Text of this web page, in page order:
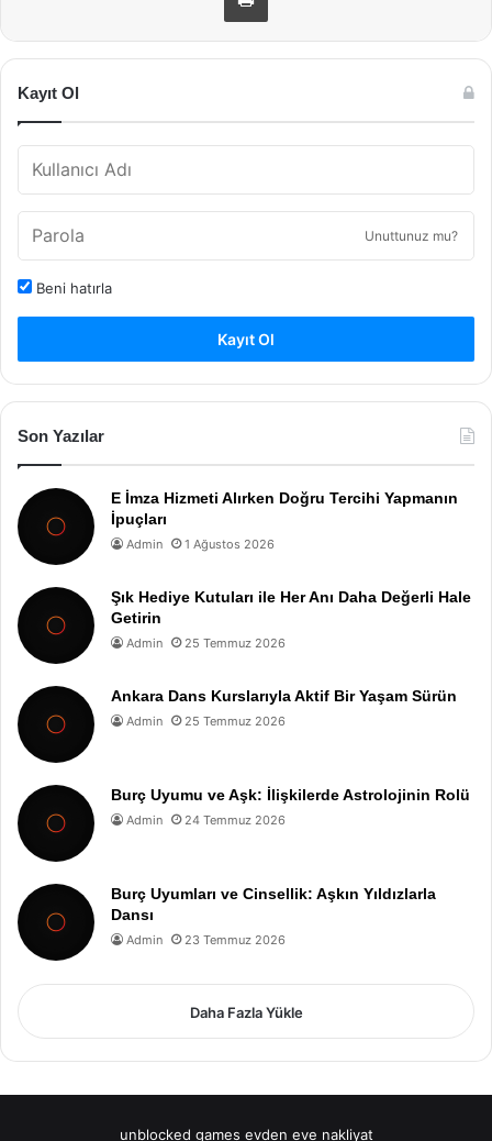
Kayıt Ol
Unuttunuz mu?
Beni hatırla
Kayıt Ol
Son Yazılar
E İmza Hizmeti Alırken Doğru Tercihi Yapmanın
İpuçları
Admin 1 Ağustos 2026
Şık Hediye Kutuları ile Her Anı Daha Değerli Hale
Getirin
Admin 25 Temmuz 2026
Ankara Dans Kurslarıyla Aktif Bir Yaşam Sürün
Admin 25 Temmuz 2026
Burç Uyumu ve Aşk: İlişkilerde Astrolojinin Rolü
Admin 24 Temmuz 2026
Burç Uyumları ve Cinsellik: Aşkın Yıldızlarla
Dansı
Admin 23 Temmuz 2026
Daha Fazla Yükle
unblocked games evden eve nakliyat